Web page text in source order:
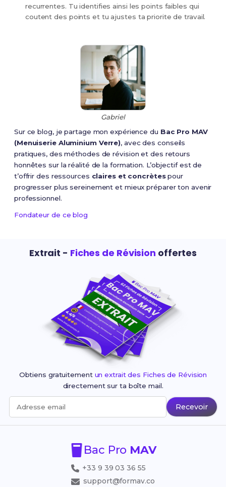
recurrentes. Tu identifies ainsi les points faibles qui
coutent des points et tu ajustes ta priorite de travail.
Gabriel
Sur ce blog, je partage mon expérience du Bac Pro MAV
(Menuiserie Aluminium Verre), avec des conseils
pratiques, des méthodes de révision et des retours
honnêtes sur la réalité de la formation. L’objectif est de
t’offrir des ressources claires et concrètespour
progresser plus sereinement et mieux préparer ton avenir
professionnel.
Fondateur de ce blog
Extrait - Fiches de Révision offertes
Obtiens gratuitement un extrait des Fiches de Révision
directement sur ta boîte mail.
Adresse email Recevoir
Bac Pro MAV
+33 9 39 03 36 55
support@formav.co